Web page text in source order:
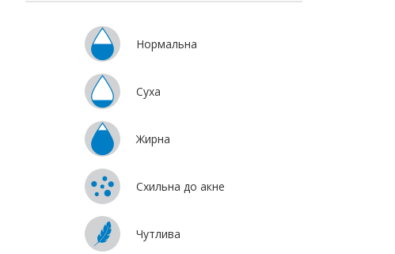
Нормальна
Суха
Жирна
Схильна до акне
Чутлива